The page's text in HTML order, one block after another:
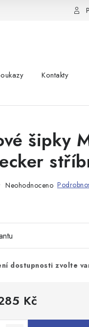
Kontakty
šipky
Neohodnoceno
dostupnosti zvolte
Kč